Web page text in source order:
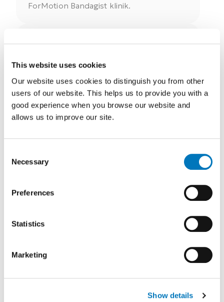
This website uses cookies
Our website uses cookies to distinguish you from other
users of our website. This helps us to provide you with a
good experience when you browse our website and
allows us to improve our site.
Selection
Necessary
Preferences
Statistics
Marketing
Show details
ForMotion Bandagist klinik.
Tilpasning og justeringer
Vi sikrer, at dine hjælpemidler altid passer
bedst muligt og tilbyder løbende
Vi hjælper gerne med at svare på